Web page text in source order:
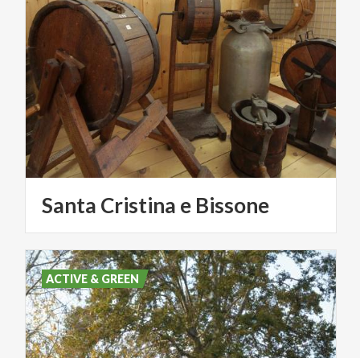
Santa Cristina e Bissone
ACTIVE & GREEN